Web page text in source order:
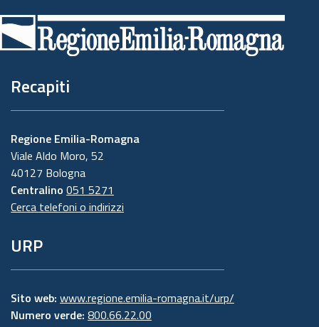
di
pagina
Recapiti
Regione Emilia-Romagna
Viale Aldo Moro, 52
40127 Bologna
Centralino 051 5271
Cerca telefoni o indirizzi
URP
Sito web: www.regione.emilia-romagna.it/urp/
Numero verde: 800.66.22.00